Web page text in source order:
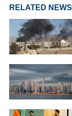
RELATED NEWS